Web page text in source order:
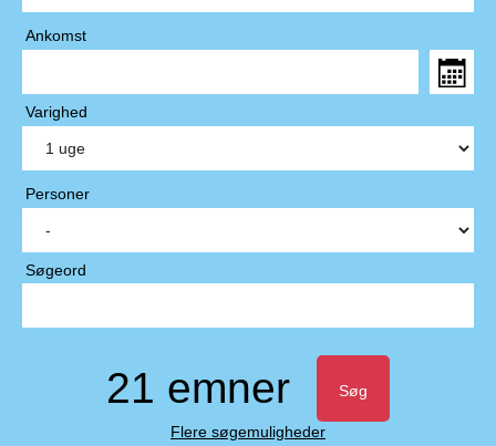
Ankomst
Varighed
Personer
Søgeord
21 emner Søg
Flere søgemuligheder